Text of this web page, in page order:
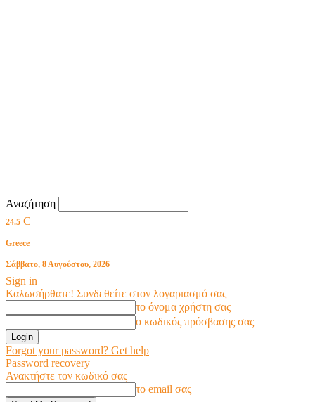
Αναζήτηση
24.5 C
Greece
Σάββατο, 8 Αυγούστου, 2026
Sign in
Καλωσήρθατε! Συνδεθείτε στον λογαριασμό σας
το όνομα χρήστη σας
ο κωδικός πρόσβασης σας
Forgot your password? Get help
Password recovery
Ανακτήστε τον κωδικό σας
το email σας